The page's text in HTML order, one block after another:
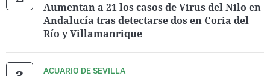
Aumentan a 21 los casos de Virus del Nilo en
Andalucía tras detectarse dos en Coria del
Río y Villamanrique
ACUARIO DE SEVILLA